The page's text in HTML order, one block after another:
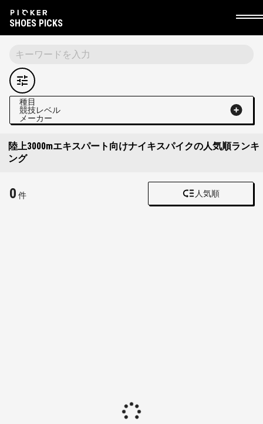
SHOES PICKS
種目
競技レベル
メーカー
陸上3000mエキスパート向けナイキスパイクの人気順ランキ
ング
0 件 人気順